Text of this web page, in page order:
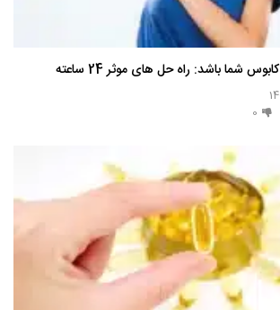
شما باشد: راه حل های موثر 24 ساعته
0